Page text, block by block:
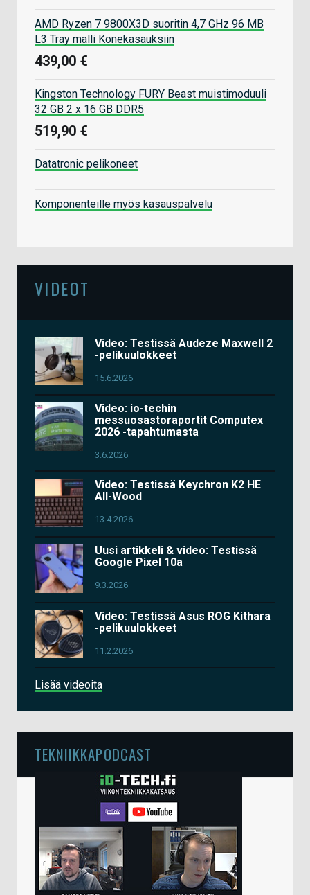
AMD Ryzen 7 9800X3D suoritin 4,7 GHz 96 MB
L3 Tray malli Konekasauksiin
439,00 €
Kingston Technology FURY Beast muistimoduuli
32 GB 2 x 16 GB DDR5
519,90 €
Datatronic pelikoneet
Komponenteille myös kasauspalvelu
VIDEOT
Video: Testissä Audeze Maxwell 2
-pelikuulokkeet
15.6.2026
Video: io-techin
messuosastoraportit Computex
2026 -tapahtumasta
3.6.2026
Video: Testissä Keychron K2 HE
All-Wood
13.4.2026
Uusi artikkeli & video: Testissä
Google Pixel 10a
9.3.2026
Video: Testissä Asus ROG Kithara
-pelikuulokkeet
11.2.2026
Lisää videoita
TEKNIIKKAPODCAST